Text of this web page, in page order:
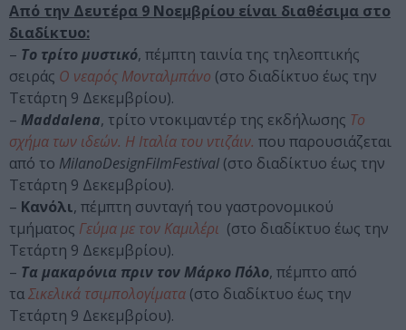
Από την Δευτέρα 9 Νοεμβρίου είναι διαθέσιμα στο
διαδίκτυο:
– Το τρίτο μυστικό, πέμπτη ταινία της τηλεοπτικής
σειράς Ο νεαρός Μονταλμπάνο (στο διαδίκτυο έως την
Τετάρτη 9 Δεκεμβρίου).
– Maddalena, τρίτο ντοκιμαντέρ της εκδήλωσης Το
σχήμα των ιδεών. Η Ιταλία του ντιζάιν. που παρουσιάζεται
από το MilanoDesignFilmFestival (στο διαδίκτυο έως την
Τετάρτη 9 Δεκεμβρίου).
– Κανόλι, πέμπτη συνταγή του γαστρονομικού
τμήματος Γεύμα με τον Καμιλέρι (στο διαδίκτυο έως την
Τετάρτη 9 Δεκεμβρίου).
– Τα μακαρόνια πριν τον Μάρκο Πόλο, πέμπτο από
ταΣικελικά τσιμπολογίματα (στο διαδίκτυο έως την
Τετάρτη 9 Δεκεμβρίου).